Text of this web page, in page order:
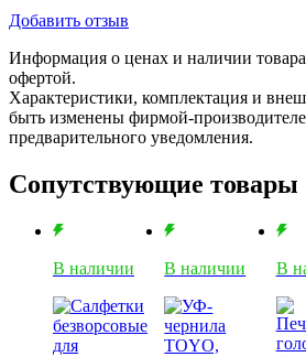
Добавить отзыв
Информация о ценах и наличии товара
офертой.
Характеристики, комплектация и
быть изменены фирмой-
предварительного уведомления.
Сопутствующие товары
В наличии В наличии В